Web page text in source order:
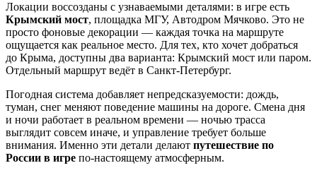
Локации воссозданы с узнаваемыми деталями: в игре есть
Крымский мост, площадка МГУ, Автодром Мячково. Это не
просто фоновые декорации — каждая точка на маршруте
ощущается как реальное место. Для тех, кто хочет добраться
до Крыма, доступны два варианта: Крымский мост или паром.
Отдельный маршрут ведёт в Санкт-Петербург.
Погодная система добавляет непредсказуемости: дождь,
туман, снег меняют поведение машины на дороге. Смена дня
и ночи работает в реальном времени — ночью трасса
выглядит совсем иначе, и управление требует больше
внимания. Именно эти детали делают путешествие по
России в игре по-настоящему атмосферным.